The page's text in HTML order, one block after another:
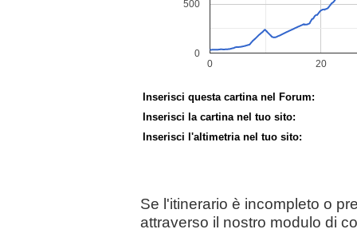
Inserisci questa cartina nel Forum:
Inserisci la cartina nel tuo sito:
Inserisci l'altimetria nel tuo sito:
Se l'itinerario è incompleto o
attraverso il nostro modulo di